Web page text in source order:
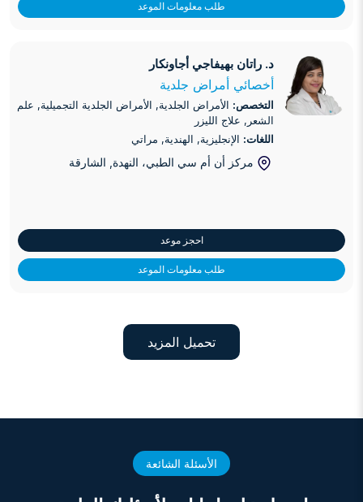
طلب معلومات الموعد
د. راتان بهيفاجي أجاونكار
د. راتان بهيفاجي أجاونكار
أخصائي أمراض جلدية
التخصص: الأمراض الجلدية, الأمراض الجلدية التجميلية, علم
الشعر, علاج الليزر
اللغات: الإنجليزية, الهندية, مراتي
مركز أن أم سي الطبي، النهدة , الشارقة
احجز موعد
طلب معلومات الموعد
تحميل المزيد
الأسئلة الشائعة